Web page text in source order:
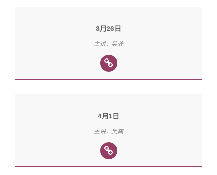
3月26日
主讲：吴龚
4月1日
主讲：吴龚